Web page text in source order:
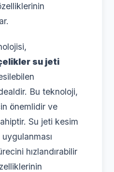
su jeti
Bu teknoloji,
önemlidir ve
Su jeti kesim
hızlandırabilir